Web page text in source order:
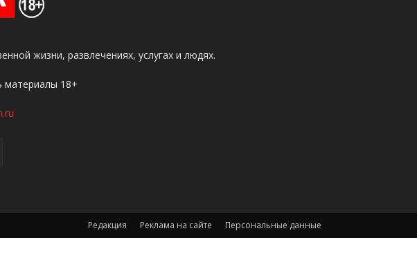
жизни, развлечениях, услугах и людях.
материалы 18+
Редакция Реклама на сайте Персональные данные